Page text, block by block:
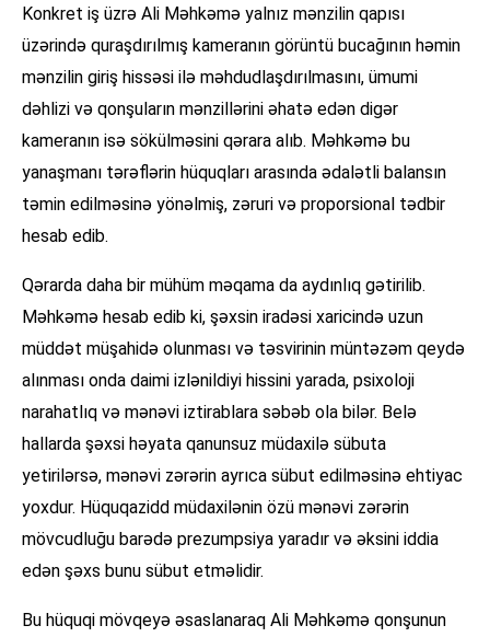
Konkret iş üzrə Ali Məhkəmə yalnız mənzilin qapısı
üzərində quraşdırılmış kameranın görüntü bucağının həmin
mənzilin giriş hissəsi ilə məhdudlaşdırılmasını, ümumi
dəhlizi və qonşuların mənzillərini əhatə edən digər
kameranın isə sökülməsini qərara alıb. Məhkəmə bu
yanaşmanı tərəflərin hüquqları arasında ədalətli balansın
təmin edilməsinə yönəlmiş, zəruri və proporsional tədbir
hesab edib.
Qərarda daha bir mühüm məqama da aydınlıq gətirilib.
Məhkəmə hesab edib ki, şəxsin iradəsi xaricində uzun
müddət müşahidə olunması və təsvirinin müntəzəm qeydə
alınması onda daimi izlənildiyi hissini yarada, psixoloji
narahatlıq və mənəvi iztirablara səbəb ola bilər. Belə
hallarda şəxsi həyata qanunsuz müdaxilə sübuta
yetirilərsə, mənəvi zərərin ayrıca sübut edilməsinə ehtiyac
yoxdur. Hüquqazidd müdaxilənin özü mənəvi zərərin
mövcudluğu barədə prezumpsiya yaradır və əksini iddia
edən şəxs bunu sübut etməlidir.
Bu hüquqi mövqeyə əsaslanaraq Ali Məhkəmə qonşunun